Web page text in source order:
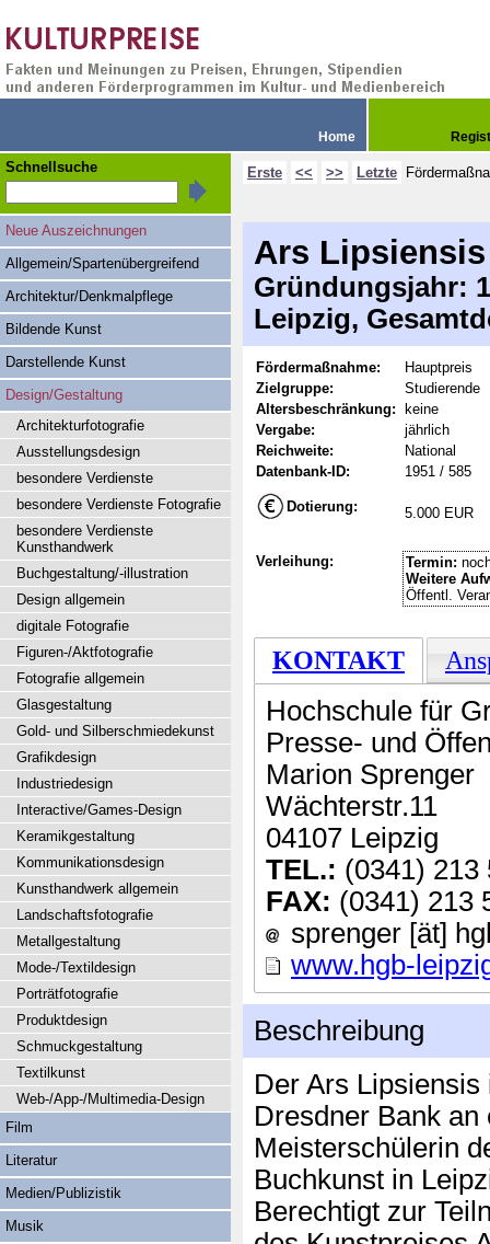
Home
Erste << >> Letzte
Ars Lipsiensis
Gründungsjahr:
Leipzig,
Fördermaßnahme:
Hauptpreis
Zielgruppe:
Studierende
Altersbeschränkung:
keine
Vergabe:
jährlich
Reichweite:
National
Datenbank-ID:
1951 / 585
Dotierung: 5.000 EUR
Verleihung: Termin:
Weitere
Öffentl.
KONTAKT
Hochschule für
Presse- und
Marion Sprenger
Wächterstr.11
04107 Leipzig
TEL.: (0341) 213
FAX: (0341) 213
sprenger [ät]
www.hgb-
Beschreibung
Der Ars
Dresdner Bank
Meisterschülerin
Buchkunst in
Berechtigt zur
Schnellsuche
Neue Auszeichnungen
Allgemein/Spartenübergreifend
Architektur/Denkmalpflege
Bildende Kunst
Darstellende Kunst
Design/Gestaltung
Architekturfotografie
Ausstellungsdesign
besondere Verdienste
besondere Verdienste Fotografie
besondere Verdienste
Kunsthandwerk
Buchgestaltung/-illustration
Design allgemein
digitale Fotografie
Figuren-/Aktfotografie
Fotografie allgemein
Glasgestaltung
Gold- und Silberschmiedekunst
Grafikdesign
Industriedesign
Interactive/Games-Design
Keramikgestaltung
Kommunikationsdesign
Kunsthandwerk allgemein
Landschaftsfotografie
Metallgestaltung
Mode-/Textildesign
Porträtfotografie
Produktdesign
Schmuckgestaltung
Textilkunst
Web-/App-/Multimedia-Design
Film
Literatur
Medien/Publizistik
Musik